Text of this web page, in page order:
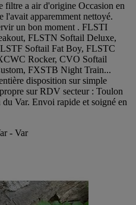
filtre a air d'origine Occasion en
l'avait apparemment nettoyé.
un bon moment . FLSTI
FLSTN Softail Deluxe,
Softail Fat Boy, FLSTC
Rocker, CVO Softail
FXSTB Night Train...
disposition sur simple
sur RDV secteur : Toulon
Var. Envoi rapide et soigné en
- Var